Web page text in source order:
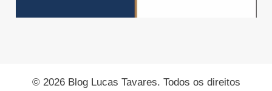
© 2026 Blog Lucas Tavares. Todos os direitos